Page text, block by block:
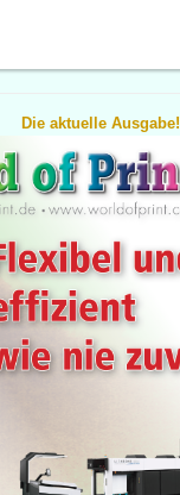
Die aktuelle Ausgabe!